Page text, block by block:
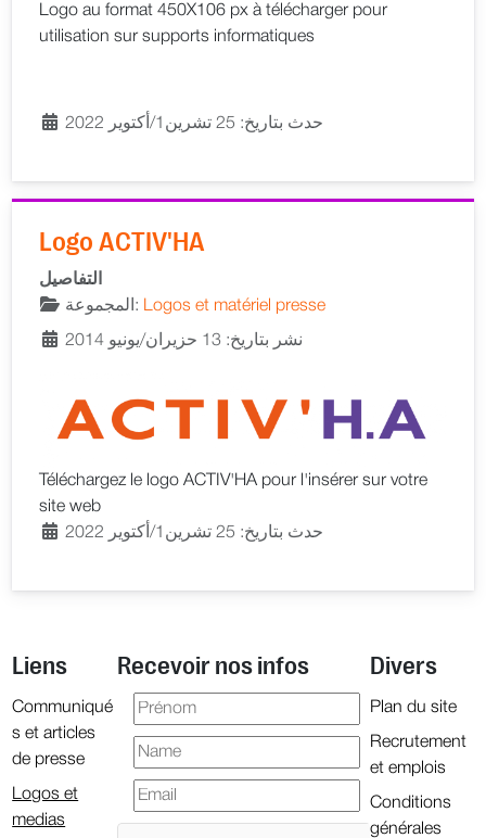
Logo au format 450X106 px à télécharger pour
utilisation sur supports informatiques
حدث بتاريخ: 25 تشرين1/أكتوير 2022
Logo ACTIV'HA
التفاصيل
المجموعة: Logos et matériel presse
نشر بتاريخ: 13 حزيران/يونيو 2014
Téléchargez le logo ACTIV'HA pour l'insérer sur votre
site web
حدث بتاريخ: 25 تشرين1/أكتوير 2022
Liens
Communiqué
s et articles
de presse
Logos et
medias
Recevoir nos infos Divers
Plan du site
Recrutement
et emplois
Conditions
générales